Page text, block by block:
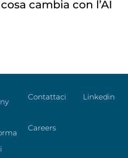
cambia con l’AI
Contattaci
Careers
Linkedin